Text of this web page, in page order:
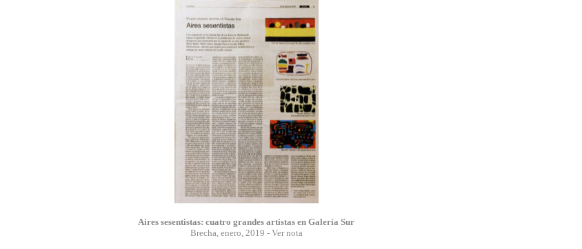
Aires sesentistas: cuatro grandes artistas en Galería Sur
Brecha, enero, 2019 - Ver nota